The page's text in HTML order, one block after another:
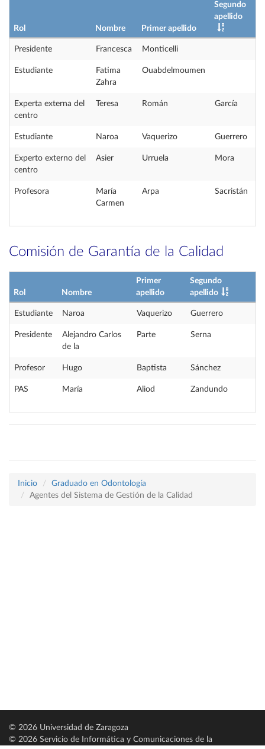
Rol Nombre Primer apellido
Segundo
apellido
Presidente Francesca Monticelli
Estudiante
Fatima
Zahra
Ouabdelmoumen
Experta externa del
centro
Teresa Román García
Estudiante Naroa Vaquerizo Guerrero
Experto externo del
centro
Asier Urruela Mora
Profesora
María
Carmen
Arpa Sacristán
Comisión de Garantía de la Calidad
Rol Nombre
Primer
apellido
Segundo
apellido
Estudiante Naroa Vaquerizo Guerrero
Presidente
Alejandro Carlos
de la
Parte Serna
Profesor Hugo Baptista Sánchez
PAS María Aliod Zandundo
Inicio
Graduado en Odontología
Agentes del Sistema de Gestión de la Calidad
© 2026 Universidad de Zaragoza
© 2026 Servicio de Informática y Comunicaciones de la